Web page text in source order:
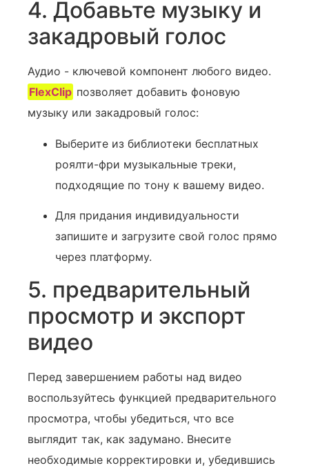
4. Добавьте музыку и
закадровый голос
Аудио - ключевой компонент любого видео.
FlexClip позволяет добавить фоновую
музыку или закадровый голос:
Выберите из библиотеки бесплатных
роялти-фри музыкальные треки,
подходящие по тону к вашему видео.
Для придания индивидуальности
запишите и загрузите свой голос‍ прямо
через платформу.
5. предварительный
просмотр и экспорт
видео
Перед завершением работы над видео‍
воспользуйтесь функцией предварительного
просмотра, чтобы убедиться, что все
выглядит так, как задумано. Внесите
необходимые корректировки и, убедившись